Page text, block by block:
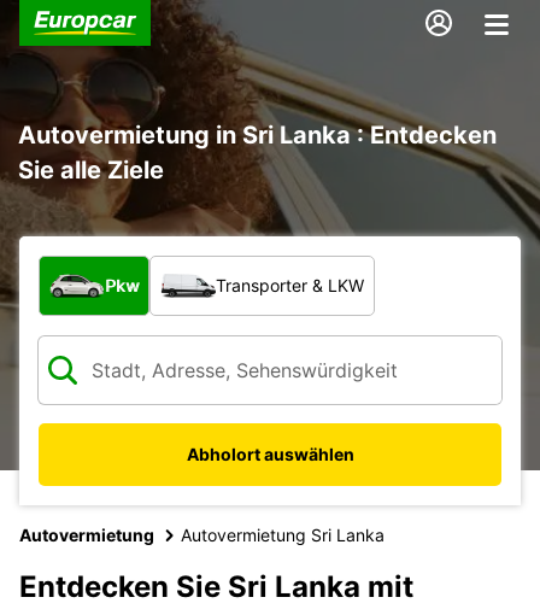
Autovermietung in Sri Lanka : Entdecken
Sie alle Ziele
Welche Art von Fahrzeug?
Pkw Transporter & LKW
Abholort auswählen
Autovermietung Autovermietung Sri Lanka
Entdecken Sie Sri Lanka mit